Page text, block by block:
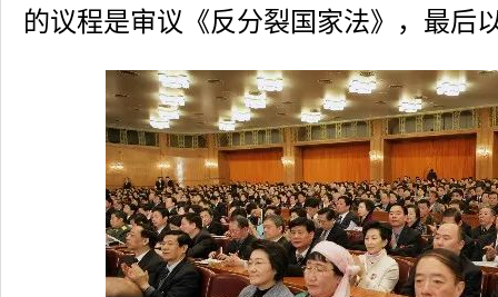
的议程是审议《反分裂国家法》，最后